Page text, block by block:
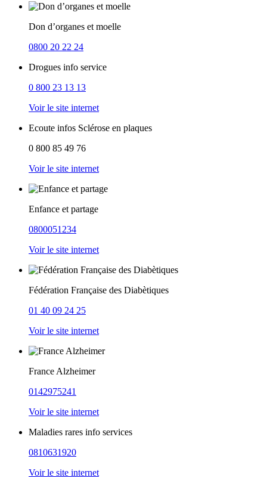
Don d’organes et moelle
0800 20 22 24
Drogues info service
0 800 23 13 13
Voir le site internet
Ecoute infos Sclérose en plaques
0 800 85 49 76
Voir le site internet
Enfance et partage
0800051234
Voir le site internet
Fédération Française des Diabètiques
01 40 09 24 25
Voir le site internet
France Alzheimer
0142975241
Voir le site internet
Maladies rares info services
0810631920
Voir le site internet